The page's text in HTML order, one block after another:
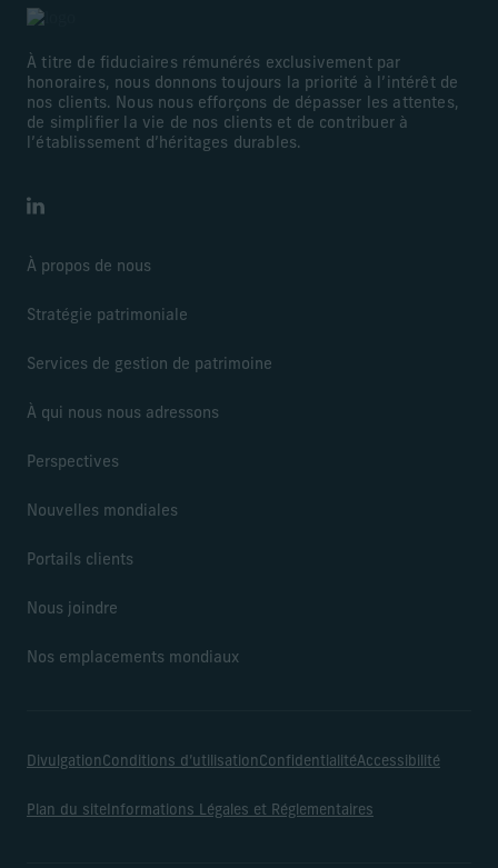
À titre de fiduciaires rémunérés exclusivement par
honoraires, nous donnons toujours la priorité à l’intérêt de
nos clients. Nous nous efforçons de dépasser les attentes,
de simplifier la vie de nos clients et de contribuer à
l’établissement d’héritages durables.
LinkedIn
À propos de nous
Stratégie patrimoniale
Services de gestion de patrimoine
À qui nous nous adressons
Perspectives
Nouvelles mondiales
Portails clients
Nous joindre
Nos emplacements mondiaux
DivulgationConditions d’utilisationConfidentialitéAccessibilité
Plan du site Informations Légales et Réglementaires